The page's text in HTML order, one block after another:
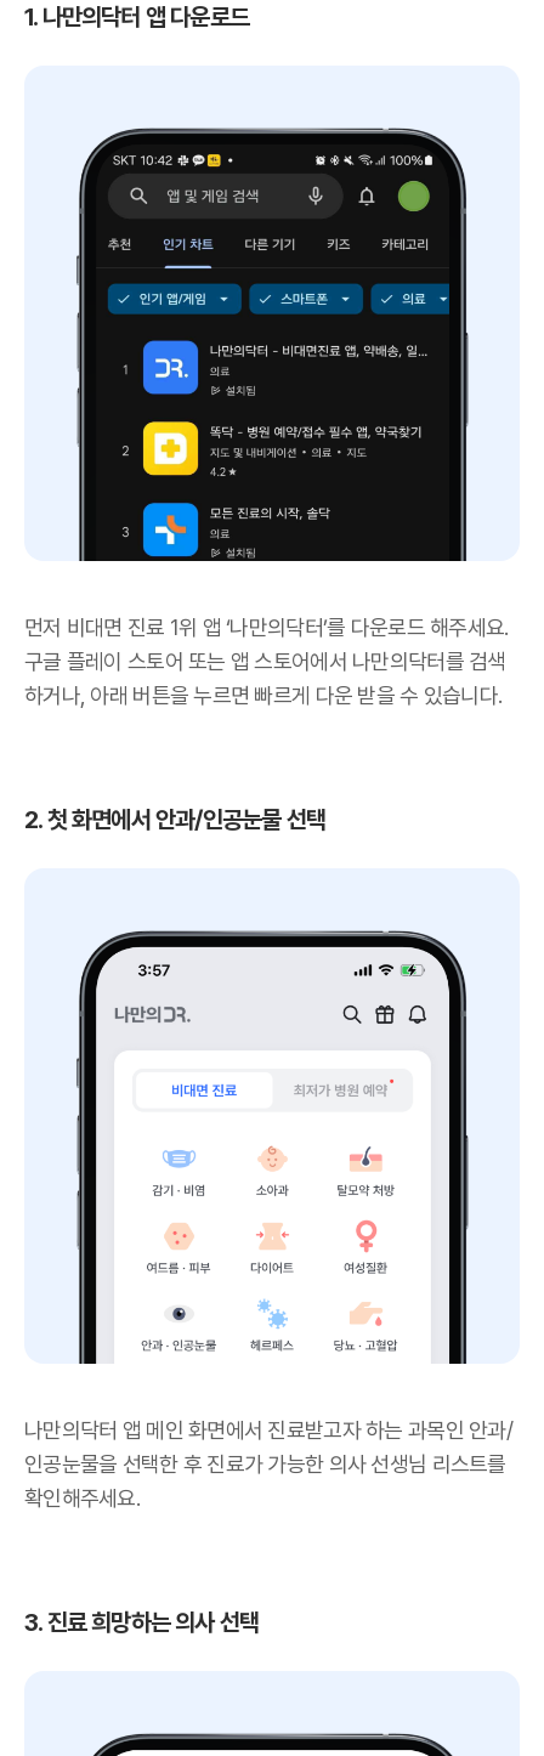
1. 나만의닥터 앱 다운로드
먼저 비대면 진료 1위 앱 ‘나만의닥터’를 다운로드 해주세요.
구글 플레이 스토어 또는 앱 스토어에서 나만의닥터를 검색
하거나, 아래 버튼을 누르면 빠르게 다운 받을 수 있습니다.
2. 첫 화면에서 안과/인공눈물 선택
나만의닥터 앱 메인 화면에서 진료받고자 하는 과목인 안과/
인공눈물을 선택한 후 진료가 가능한 의사 선생님 리스트를
확인해주세요.
3. 진료 희망하는 의사 선택